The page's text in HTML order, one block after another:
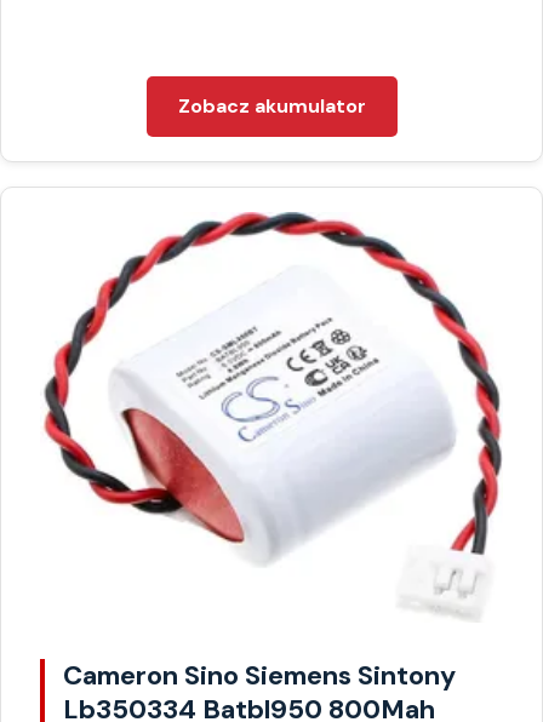
Zobacz akumulator
Cameron Sino Siemens Sintony
Lb350334 Batbl950 800Mah